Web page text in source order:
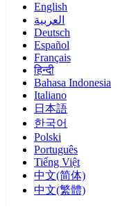
English
العربية
Deutsch
Español
Français
हिन्दी
Bahasa Indonesia
Italiano
日本語
한국어
Polski
Português
Tiếng Việt
中文(简体)
中文(繁體)